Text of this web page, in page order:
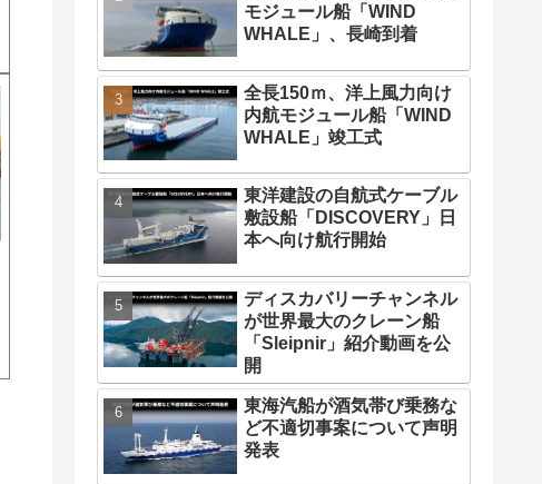
モジュール船「WIND
WHALE」、長崎到着
全長150ｍ、洋上風力向け
内航モジュール船「WIND
WHALE」竣工式
東洋建設の自航式ケーブル
敷設船「DISCOVERY」日
本へ向け航行開始
ディスカバリーチャンネル
が世界最大のクレーン船
「Sleipnir」紹介動画を公
開
東海汽船が酒気帯び乗務な
ど不適切事案について声明
発表